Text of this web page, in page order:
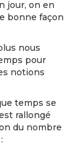
jour, on en
bonne façon
nous
pour
notions
temps se
rallongé
du nombre